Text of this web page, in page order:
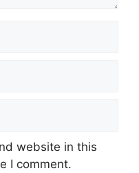
website in this
I comment.